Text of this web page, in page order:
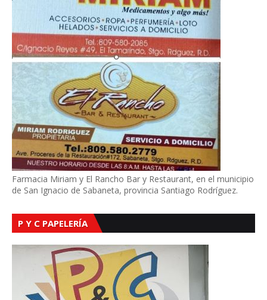
Farmacia Miriam y El Rancho Bar y Restaurant, en el municipio
de San Ignacio de Sabaneta, provincia Santiago Rodríguez.
P Y C PAPELERÍA